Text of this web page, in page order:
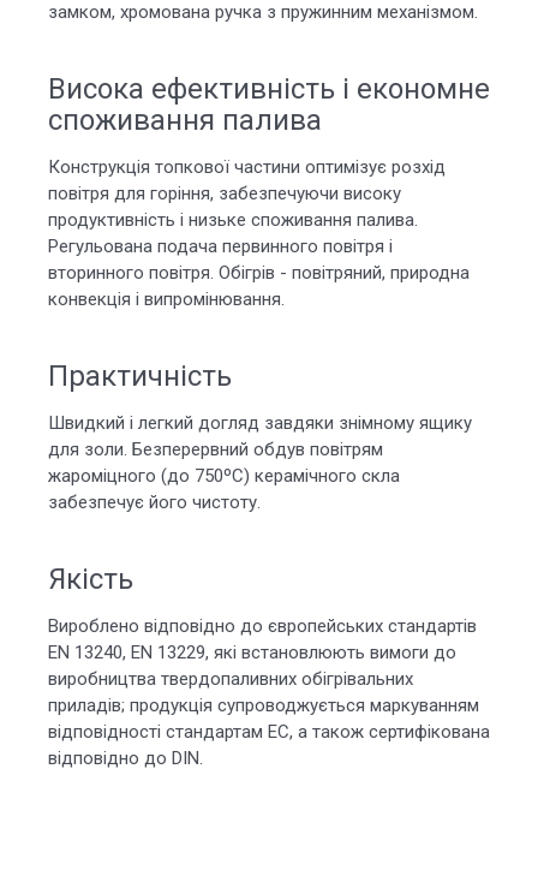
замком, хромована ручка з пружинним механізмом.
Висока ефективність і економне
споживання палива
Конструкція топкової частини оптимізує розхід
повітря для горіння, забезпечуючи високу
продуктивність і низьке споживання палива.
Регульована подача первинного повітря і
вторинного повітря. Обігрів - повітряний, природна
конвекція і випромінювання.
Практичність
Швидкий і легкий догляд завдяки знімному ящику
для золи. Безперервний обдув повітрям
жароміцного (до 750ºС) керамічного скла
забезпечує його чистоту.
Якість
Вироблено відповідно до європейських стандартів
EN 13240, EN 13229, які встановлюють вимоги до
виробництва твердопаливних обігрівальних
приладів; продукція супроводжується маркуванням
відповідності стандартам EC, а також сертифікована
відповідно до DIN.